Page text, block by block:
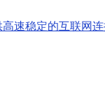
速稳定的互联网